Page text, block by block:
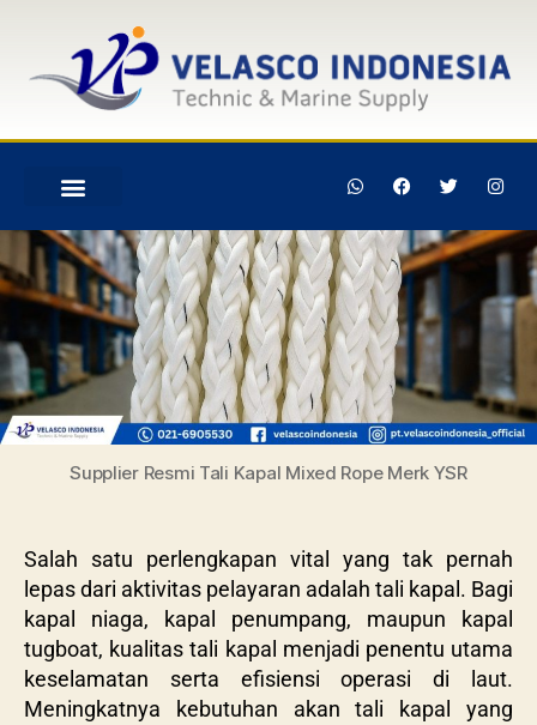
Supplier Resmi Tali Kapal Mixed Rope Merk YSR
Salah satu perlengkapan vital yang tak pernah
lepas dari aktivitas pelayaran adalah tali kapal. Bagi
kapal niaga, kapal penumpang, maupun kapal
tugboat, kualitas tali kapal menjadi penentu utama
keselamatan serta efisiensi operasi di laut.
Meningkatnya kebutuhan akan tali kapal yang